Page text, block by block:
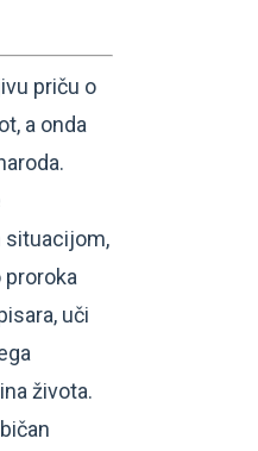
priču o
a onda
situacijom,
uči
života.